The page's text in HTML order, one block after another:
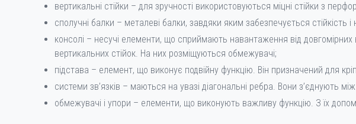
вертикальні стійки – для зручності використовуються міцні стійки з
сполучні балки – металеві балки, завдяки яким забезпечується стійкість
консолі – несучі елементи, що сприймають навантаження від
вертикальних стійок. На них розміщуються обмежувачі;
підстава – елемент, що виконує подвійну функцію. Він призначений для
системи зв’язків – маються на увазі діагональні ребра. Вони з’єднують
обмежувачі і упори – елементи, що виконують важливу функцію. З їх